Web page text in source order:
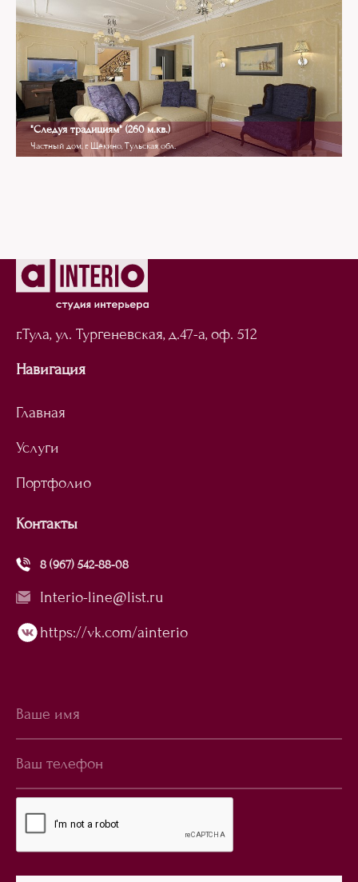
"Следуя традициям" (260 м.кв.)
Частный дом, г. Щёкино, Тульская обл.
г.Тула, ул. Тургеневская, д.47-а, оф. 512
Навигация
Главная
Услуги
Портфолио
Контакты
8 (967) 542-88-08
Interio-line@list.ru
https://vk.com/ainterio